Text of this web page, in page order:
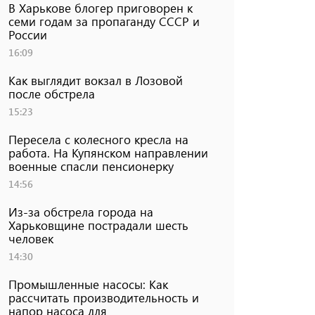
В Харькове блогер приговорен к
семи годам за пропаганду СССР и
России
16:09
Как выглядит вокзал в Лозовой
после обстрела
15:23
Пересела с колесного кресла на
работа. На Купянском направлении
военные спасли пенсионерку
14:56
Из-за обстрела города на
Харьковщине пострадали шесть
человек
14:30
Промышленные насосы: Как
рассчитать производительность и
напор насоса для